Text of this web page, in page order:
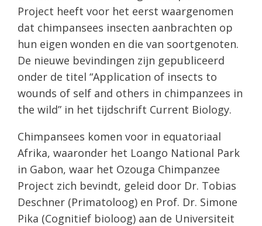
Project heeft voor het eerst waargenomen
dat chimpansees insecten aanbrachten op
hun eigen wonden en die van soortgenoten.
De nieuwe bevindingen zijn gepubliceerd
onder de titel “Application of insects to
wounds of self and others in chimpanzees in
the wild” in het tijdschrift Current Biology.
Chimpansees komen voor in equatoriaal
Afrika, waaronder het Loango National Park
in Gabon, waar het Ozouga Chimpanzee
Project zich bevindt, geleid door Dr. Tobias
Deschner (Primatoloog) en Prof. Dr. Simone
Pika (Cognitief bioloog) aan de Universiteit